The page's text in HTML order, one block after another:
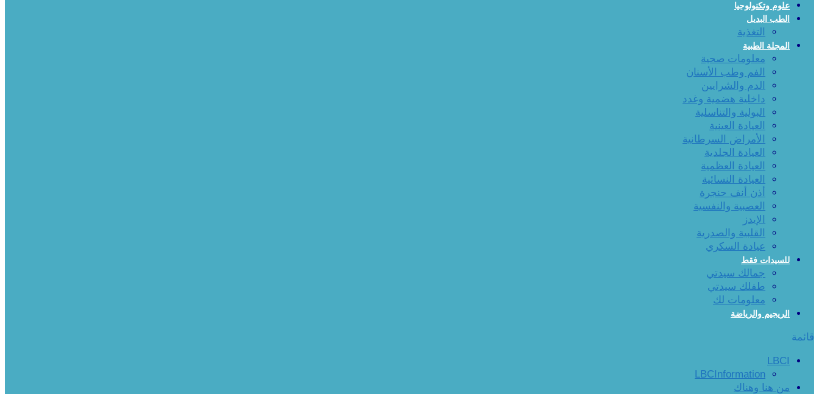
علوم وتكنولوجيا
الطب البديل
التغذية
المجلة الطبية
معلومات صحية
الفم وطب الأسنان
الدم والشرايين
داخلية هضمية وغدد
البولية والتناسلية
العيادة العينية
الأمراض السرطانية
العيادة الجلدية
العيادة العظمية
العيادة النسائية
أذن أنف حنجرة
العصبية والنفسية
الإيدز
القلبية والصدرية
عيادة السكري
للسيدات فقط
جمالك سيدتي
طفلك سيدتي
معلومات لك
الريجيم والرياضة
قائمة
LBCI
LBCInformation
من هنا وهناك